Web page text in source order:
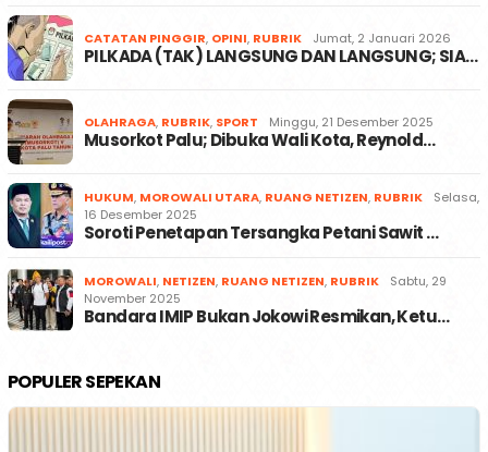
CATATAN PINGGIR, OPINI, RUBRIK Jumat, 2 Januari 2026
PILKADA (TAK) LANGSUNG DAN LANGSUNG; SIA…
OLAHRAGA, RUBRIK, SPORT Minggu, 21 Desember 2025
Musorkot Palu; Dibuka Wali Kota, Reynold…
HUKUM, MOROWALI UTARA, RUANG NETIZEN, RUBRIK
Selasa,
16 Desember 2025
Soroti Penetapan Tersangka Petani Sawit …
MOROWALI, NETIZEN, RUANG NETIZEN, RUBRIK
Sabtu, 29
November 2025
Bandara IMIP Bukan Jokowi Resmikan, Ketu…
POPULER SEPEKAN